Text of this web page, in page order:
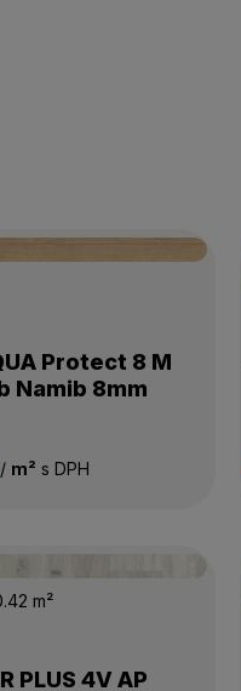
Protect 8 M
Namib 8mm
/ m² s DPH
m²
PLUS 4V AP